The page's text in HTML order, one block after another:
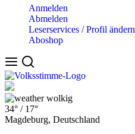
Anmelden
Abmelden
Leserservices / Profil ändern
Aboshop
wolkig
34° / 17°
Magdeburg, Deutschland